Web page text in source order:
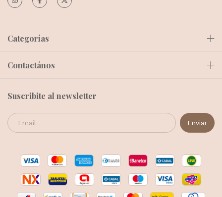
Categorías
Contactános
Suscribite al newsletter